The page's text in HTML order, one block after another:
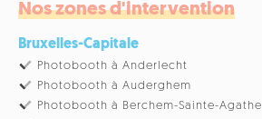
Nos zones d'intervention
Bruxelles-Capitale
Photobooth à Anderlecht
Photobooth à Auderghem
Photobooth à Berchem-Sainte-Agathe